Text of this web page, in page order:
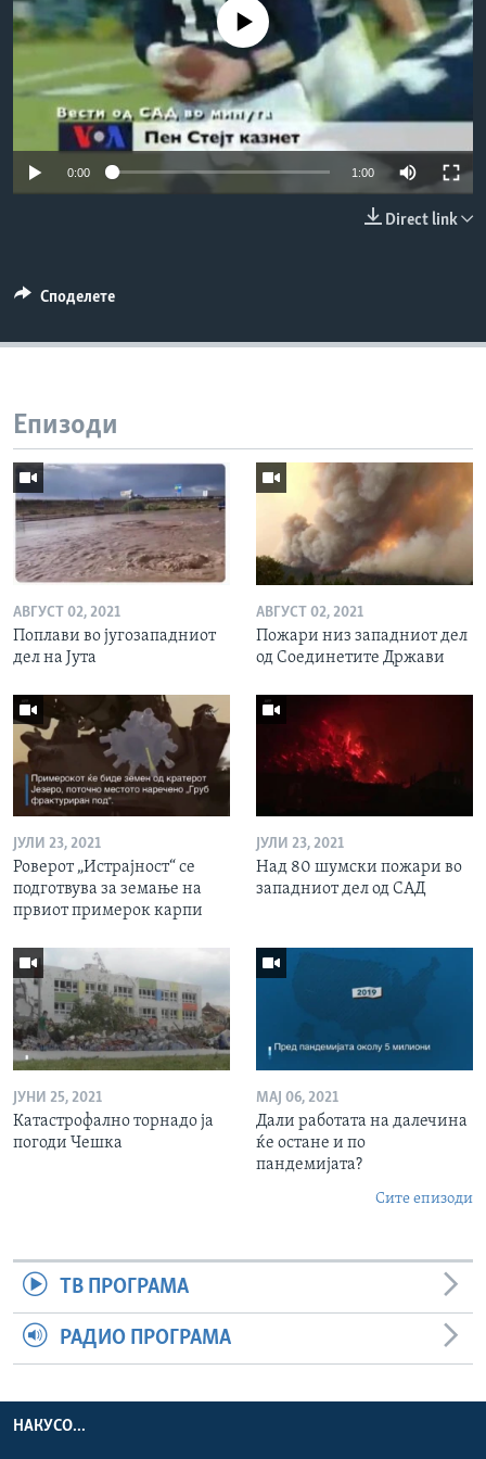
ИНТЕРВЈУА
Јазици
No media source currently available
0:00 1:00
Direct link
Споделете
Епизоди
АВГУСТ 02, 2021
Поплави во југозападниот
дел на Јута
АВГУСТ 02, 2021
Пожари низ западниот дел
од Соединетите Држави
ЈУЛИ 23, 2021
Роверот „Истрајност“ се
подготвува за земање на
првиот примерок карпи
ЈУЛИ 23, 2021
Над 80 шумски пожари во
западниот дел од САД
ЈУНИ 25, 2021
Катастрофално торнадо ја
погоди Чешка
МАЈ 06, 2021
Дали работата на далечина
ќе остане и по
пандемијата?
Сите епизоди
ТВ ПРОГРАМА
РАДИО ПРОГРАМА
НАКУСО...